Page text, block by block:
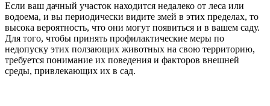
Если ваш дачный участок находится недалеко от леса или
водоема, и вы периодически видите змей в этих пределах, то
высока вероятность, что они могут появиться и в вашем саду.
Для того, чтобы принять профилактические меры по
недопуску этих ползающих животных на свою территорию,
требуется понимание их поведения и факторов внешней
среды, привлекающих их в сад.